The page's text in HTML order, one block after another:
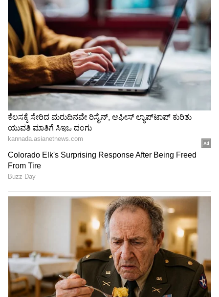
ಮಹಾ ಸಾರಿಗೆ ಸಚಿವ ಹೇಳಿದ್ದೇನು?
ಮಹಾರಾಷ್ಟ್ರ ರಾಜ್ಯಾದ್ಯಂತ ಕಾರ್ಯನಿರ್ವಹಿಸುತ್ತಿರುವ
ಅನಧಿಕೃತ ಬೈಕ್ ಟ್ಯಾಕ್ಸಿಗಳ ಕುರಿತು ಶಾಸಕರಾದ ದಿಲೀಪ್
ಲಾಂಡೆ, ಸುನಿಲ್ ಪ್ರಭು ಮತ್ತು ಇತರರು ಎತ್ತಿದ ಪ್ರಶ್ನೆಗಳಿಗೆ
ಉತ್ತರಿಸಿದ ಸಾರಿಗೆ ಸಚಿವ ಪ್ರತಾಪ್ ಸರ್ನಾಯಕ್, ಕಾನೂನು
ಮತ್ತು ನ್ಯಾಯಾಂಗ ಇಲಾಖೆಗೆ ಹೊಸ ನಿಯಂತ್ರಕ ಚೌಕಟ್ಟನ್ನು
LATEST VIDEOS
"ರಾಜಕೀಯ ಬೇಡ, ಸಿನಿಮಾನೇ ಪ್ರಾಣ":
ಕನಕೋತ್ಸವದಲ್ಲಿ ರಿಷಬ್ ಶೆಟ್ಟಿ | Rishab
Shetty speech | Suvarna News
ಶೇ.50 ರಿಂದ ಶೇ.18 ಕ್ಕೆ TAX ಇಳಿಕೆ: ಮೋದಿ-
ಟ್ರಂಪ್ ಐತಿಹಾಸಿಕ ಒಪ್ಪಂದ | India US
Trade Deal | Party Rounds